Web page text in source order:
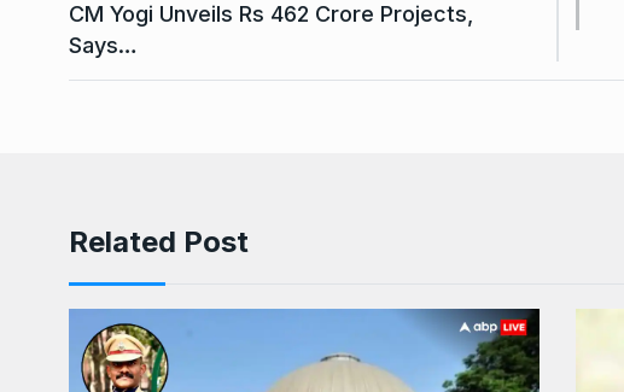
CM Yogi Unveils Rs 462 Crore Projects,
Says…
Related Post